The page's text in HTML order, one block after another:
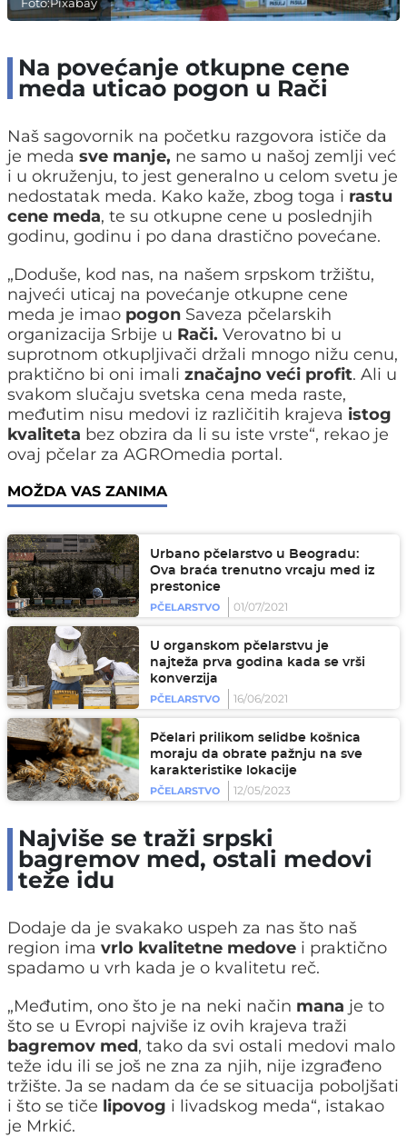
Na povećanje otkupne cene
meda uticao pogon u Rači
Naš sagovornik na početku razgovora ističe da
je meda sve manje, ne samo u našoj zemlji već
i u okruženju, to jest generalno u celom svetu je
nedostatak meda. Kako kaže, zbog toga i rastu
cene meda, te su otkupne cene u poslednjih
godinu, godinu i po dana drastično povećane.
„Doduše, kod nas, na našem srpskom tržištu,
najveći uticaj na povećanje otkupne cene
meda je imao pogon Saveza pčelarskih
organizacija Srbije u Rači. Verovatno bi u
suprotnom otkupljivači držali mnogo nižu cenu,
praktično bi oni imali značajno veći profit. Ali u
svakom slučaju svetska cena meda raste,
međutim nisu medovi iz različitih krajeva istog
kvaliteta bez obzira da li su iste vrste“, rekao je
ovaj pčelar za AGROmedia portal.
MOŽDA VAS ZANIMA
Urbano pčelarstvo u Beogradu:
Ova braća trenutno vrcaju med iz
prestonice
PČELARSTVO
01/07/2021
U organskom pčelarstvu je
najteža prva godina kada se vrši
konverzija
PČELARSTVO
16/06/2021
Pčelari prilikom selidbe košnica
moraju da obrate pažnju na sve
karakteristike lokacije
PČELARSTVO
12/05/2023
Najviše se traži srpski
bagremov med, ostali medovi
teže idu
Dodaje da je svakako uspeh za nas što naš
region ima vrlo kvalitetne medove i praktično
spadamo u vrh kada je o kvalitetu reč.
„Međutim, ono što je na neki način mana je to
što se u Evropi najviše iz ovih krajeva traži
bagremov med, tako da svi ostali medovi malo
teže idu ili se još ne zna za njih, nije izgrađeno
tržište. Ja se nadam da će se situacija poboljšati
i što se tiče lipovog i livadskog meda“, istakao
je Mrkić.